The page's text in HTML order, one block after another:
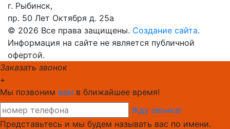
г. Рыбинск,
пр. 50 Лет Октября д. 25а
© 2026 Все права защищены. Создание сайта.
Информация на сайте не является публичной
офертой.
Заказать звонок
+
Мы позвоним вам в ближайшее время!
Жду звонка!
Представьтесь и мы будем называть вас по имени.